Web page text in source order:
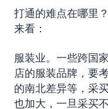
打通的难点在哪里
来看：
服装业。一些跨国
店的服装品牌，要
的南北差异等，采
也加大，一旦采买